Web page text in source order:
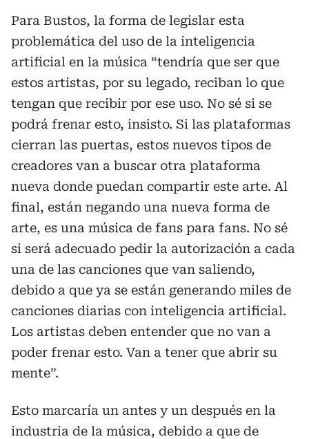
Para Bustos, la forma de legislar esta
problemática del uso de la inteligencia
artificial en la música “tendría que ser que
estos artistas, por su legado, reciban lo que
tengan que recibir por ese uso. No sé si se
podrá frenar esto, insisto. Si las plataformas
cierran las puertas, estos nuevos tipos de
creadores van a buscar otra plataforma
nueva donde puedan compartir este arte. Al
final, están negando una nueva forma de
arte, es una música de fans para fans. No sé
si será adecuado pedir la autorización a cada
una de las canciones que van saliendo,
debido a que ya se están generando miles de
canciones diarias con inteligencia artificial.
Los artistas deben entender que no van a
poder frenar esto. Van a tener que abrir su
mente”.
Esto marcaría un antes y un después en la
industria de la música, debido a que de